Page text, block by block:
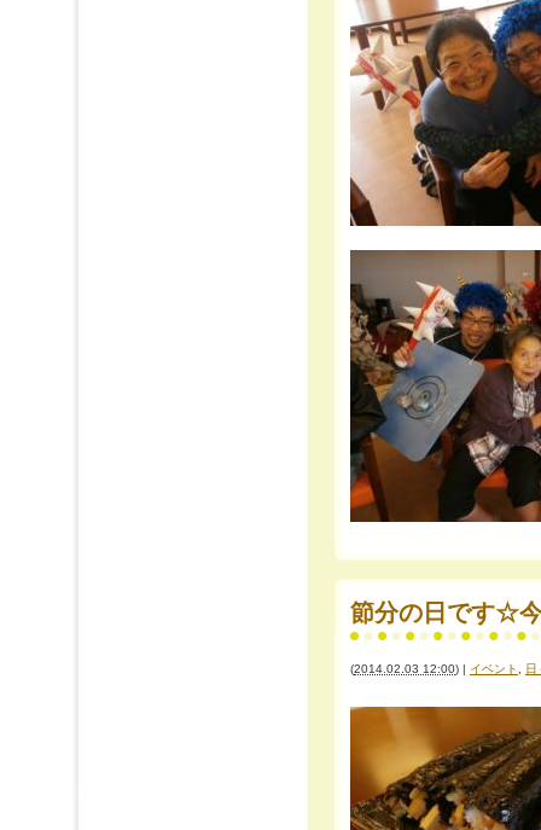
節分の日です☆
(2014.02.03 12:00) | イベント 日